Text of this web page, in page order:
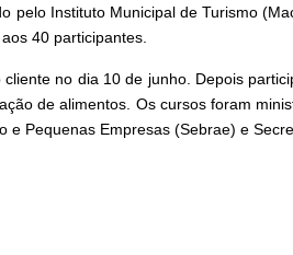
pelo Instituto Municipal de Turismo
40 participantes.
no dia 10 de junho. Depois
de alimentos. Os cursos foram
e Pequenas Empresas (Sebrae) e